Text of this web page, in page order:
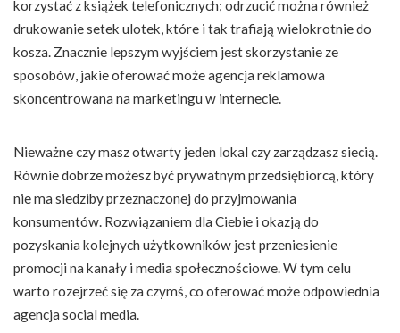
korzystać z książek telefonicznych; odrzucić można również
drukowanie setek ulotek, które i tak trafiają wielokrotnie do
kosza. Znacznie lepszym wyjściem jest skorzystanie ze
sposobów, jakie oferować może agencja reklamowa
skoncentrowana na marketingu w internecie.
Nieważne czy masz otwarty jeden lokal czy zarządzasz siecią.
Równie dobrze możesz być prywatnym przedsiębiorcą, który
nie ma siedziby przeznaczonej do przyjmowania
konsumentów. Rozwiązaniem dla Ciebie i okazją do
pozyskania kolejnych użytkowników jest przeniesienie
promocji na kanały i media społecznościowe. W tym celu
warto rozejrzeć się za czymś, co oferować może odpowiednia
agencja social media.